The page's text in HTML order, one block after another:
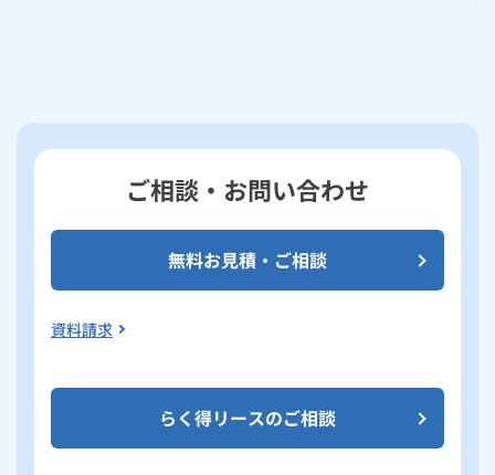
ご相談・お問い合わせ
無料お見積・ご相談
資料請求
らく得リースのご相談